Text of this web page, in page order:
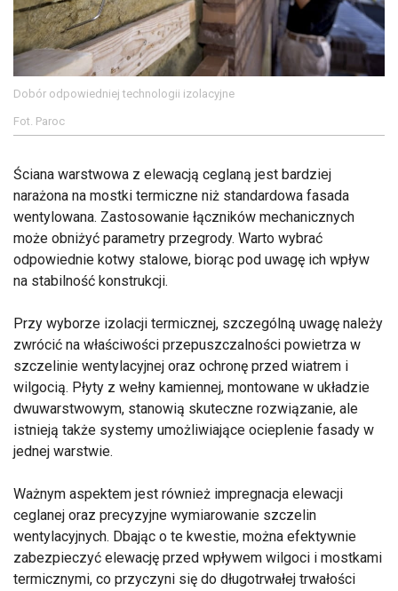
Dobór odpowiedniej technologii izolacyjne
Fot. Paroc
Ściana warstwowa z elewacją ceglaną jest bardziej
narażona na mostki termiczne niż standardowa fasada
wentylowana. Zastosowanie łączników mechanicznych
może obniżyć parametry przegrody. Warto wybrać
odpowiednie kotwy stalowe, biorąc pod uwagę ich wpływ
na stabilność konstrukcji.
Przy wyborze izolacji termicznej, szczególną uwagę należy
zwrócić na właściwości przepuszczalności powietrza w
szczelinie wentylacyjnej oraz ochronę przed wiatrem i
wilgocią. Płyty z wełny kamiennej, montowane w układzie
dwuwarstwowym, stanowią skuteczne rozwiązanie, ale
istnieją także systemy umożliwiające ocieplenie fasady w
jednej warstwie.
Ważnym aspektem jest również impregnacja elewacji
ceglanej oraz precyzyjne wymiarowanie szczelin
wentylacyjnych. Dbając o te kwestie, można efektywnie
zabezpieczyć elewację przed wpływem wilgoci i mostkami
termicznymi, co przyczyni się do długotrwałej trwałości